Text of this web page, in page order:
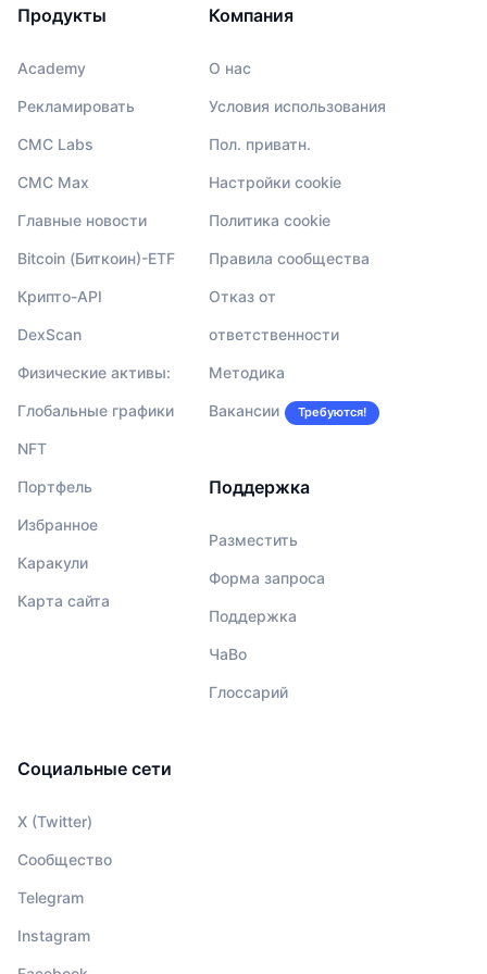
Предстоящие продажи
Календари
Календарь ICO
Продукты
Academy
Рекламировать
CMC Labs
CMC Max
Главные новости
Bitcoin (Биткоин)-ETF
Крипто-API
DexScan
Физические активы:
Глобальные графики
NFT
Портфель
Избранное
Каракули
Карта сайта
Компания
О нас
Условия использования
Пол. приватн.
Настройки cookie
Политика cookie
Правила сообщества
Отказ от
ответственности
Методика
Вакансии Требуются!
Поддержка
Разместить
Форма запроса
Поддержка
ЧаВо
Глоссарий
Социальные сети
X (Twitter)
Сообщество
Telegram
Instagram